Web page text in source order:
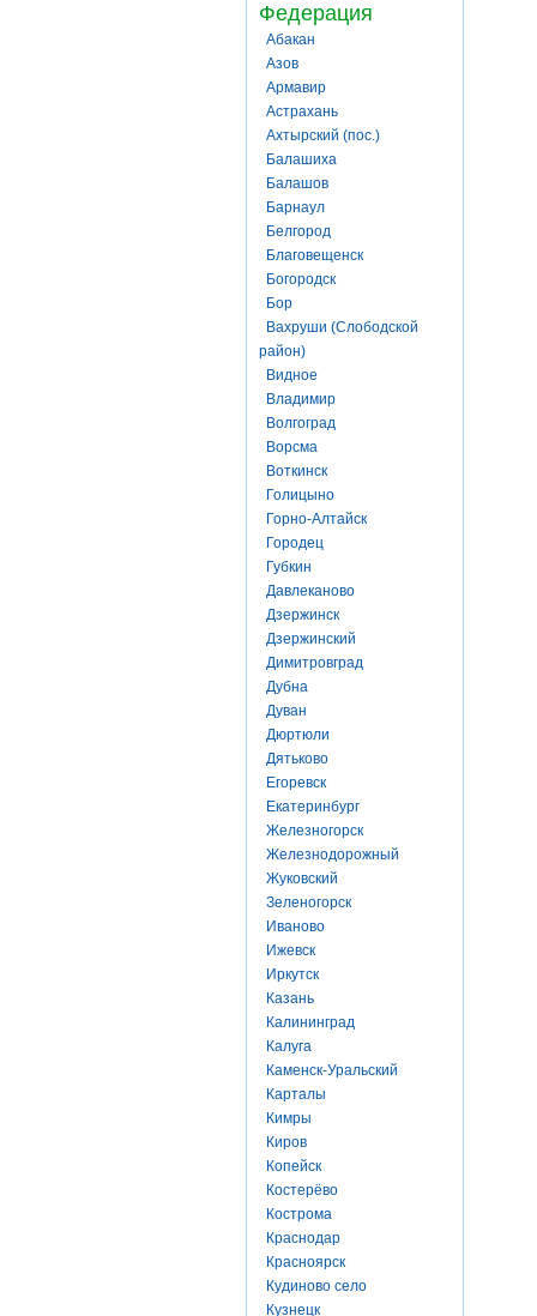
Федерация
Абакан
Азов
Армавир
Астрахань
Ахтырский (пос.)
Балашиха
Балашов
Барнаул
Белгород
Благовещенск
Богородск
Бор
Вахруши (Слободской
район)
Видное
Владимир
Волгоград
Ворсма
Воткинск
Голицыно
Горно-Алтайск
Городец
Губкин
Давлеканово
Дзержинск
Дзержинский
Димитровград
Дубна
Дуван
Дюртюли
Дятьково
Егоревск
Екатеринбург
Железногорск
Железнодорожный
Жуковский
Зеленогорск
Иваново
Ижевск
Иркутск
Казань
Калининград
Калуга
Каменск-Уральский
Карталы
Кимры
Киров
Копейск
Костерёво
Кострома
Краснодар
Красноярск
Кудиново село
Кузнецк